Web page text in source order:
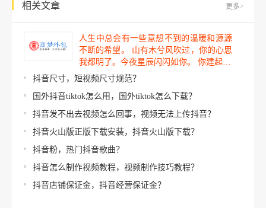
相关文章 更多>
人生中总会有一些意想不到的温暖和源源
不断的希望。 山有木兮风吹过，你的心思
我都明了。今夜星辰闪闪如你。 你建起…
抖音尺寸，短视频尺寸规范？
国外抖音tiktok怎么用，国外tiktok怎么下载？
抖音发不出去视频怎么回事，视频无法上传抖音？
抖音火山版正版下载安装，抖音火山版下载？
抖音粉，热门抖音歌曲？
抖音怎么制作视频教程，视频制作技巧教程？
抖音店铺保证金，抖音经营保证金？